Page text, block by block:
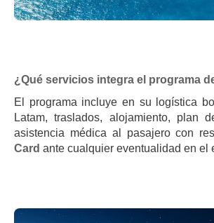
¿Qué servicios integra el programa
El programa incluye en su logística
Latam, traslados, alojamiento, plan
asistencia médica al pasajero con
Card ante cualquier eventualidad en el